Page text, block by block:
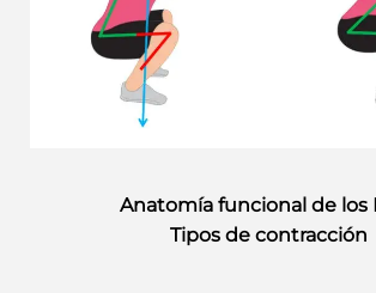
Anatomía funcional de los
Tipos de contracción